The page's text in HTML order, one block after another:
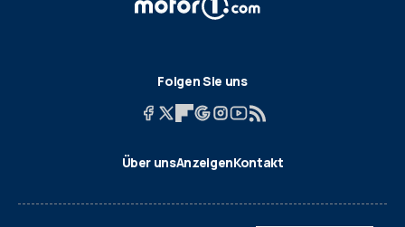
Folgen Sie uns
Über unsAnzeigenKontakt